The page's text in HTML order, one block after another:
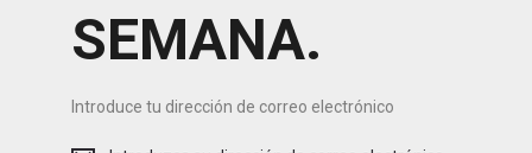
SEMANA.
Introduce tu dirección de correo electrónico